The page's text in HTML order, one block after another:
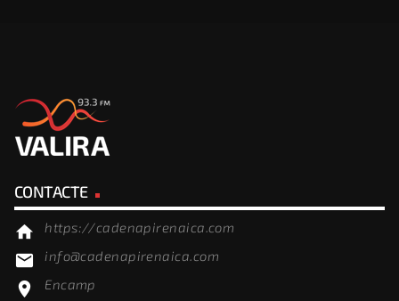
CONTACTE
home https://cadenapirenaica.com
email info@cadenapirenaica.com
location_on Encamp